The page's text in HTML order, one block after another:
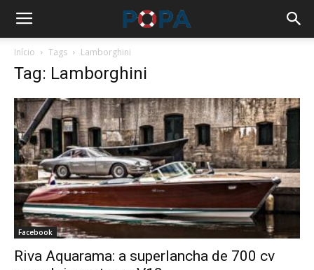
Início Tags Lamborghini
Tag: Lamborghini
Facebook
Riva Aquarama: a superlancha de 700 cv